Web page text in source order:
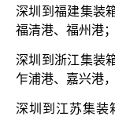
深圳到福建集装
福清港、福州港
深圳到浙江集装
乍浦港、嘉兴港
深圳到江苏集装